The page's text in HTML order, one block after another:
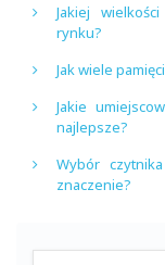
Jakiej
rynku?
Jak wiele
Jakie
najlepsze?
Wybór
znaczenie?